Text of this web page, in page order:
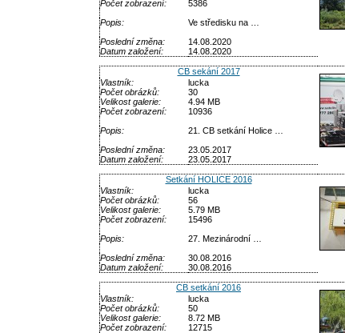
Počet zobrazení:
5386
Popis:
Ve středisku na …
Poslední změna:
14.08.2020
Datum založení:
14.08.2020
CB sekání 2017
Vlastník:
lucka
Počet obrázků:
30
Velikost galerie:
4.94 MB
Počet zobrazení:
10936
Popis:
21. CB setkání Holice …
Poslední změna:
23.05.2017
Datum založení:
23.05.2017
Setkání HOLICE 2016
Vlastník:
lucka
Počet obrázků:
56
Velikost galerie:
5.79 MB
Počet zobrazení:
15496
Popis:
27. Mezinárodní …
Poslední změna:
30.08.2016
Datum založení:
30.08.2016
CB setkání 2016
Vlastník:
lucka
Počet obrázků:
50
Velikost galerie:
8.72 MB
Počet zobrazení:
12715